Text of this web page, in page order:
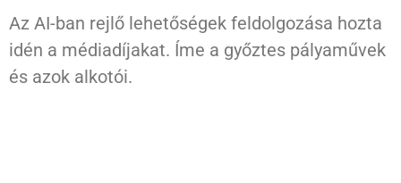
Az AI-ban rejlő lehetőségek feldolgozása hozta
idén a médiadíjakat. Íme a győztes pályaművek
és azok alkotói.